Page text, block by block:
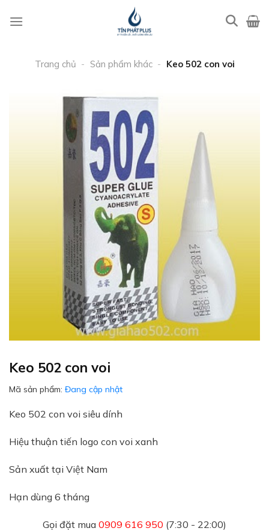
qua
Trang chủ - Sản phẩm khác - Keo 502 con voi
Keo 502 con voi
Mã sản phẩm: Đang cập nhật
Keo 502 con voi siêu dính
Hiệu thuận tiến logo con voi xanh
Sản xuất tại Việt Nam
Hạn dùng 6 tháng
Gọi đặt mua 0909 616 950 (7:30 - 22:00)